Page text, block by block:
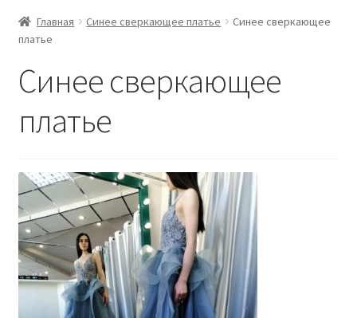
Главная Синее сверкающее платье
Синее сверкающее
платье
Синее сверкающее
платье